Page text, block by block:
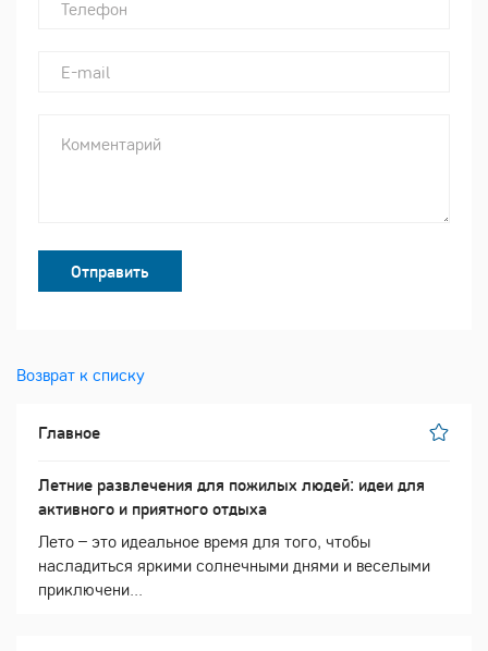
Отправить
Возврат к списку
Главное
Летние развлечения для пожилых людей: идеи для
активного и приятного отдыха
Лето – это идеальное время для того, чтобы
насладиться яркими солнечными днями и веселыми
приключени...